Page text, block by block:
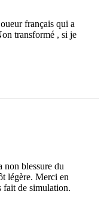
français qui a
transformé , si je
non blessure du
légère. Merci en
fait de simulation.